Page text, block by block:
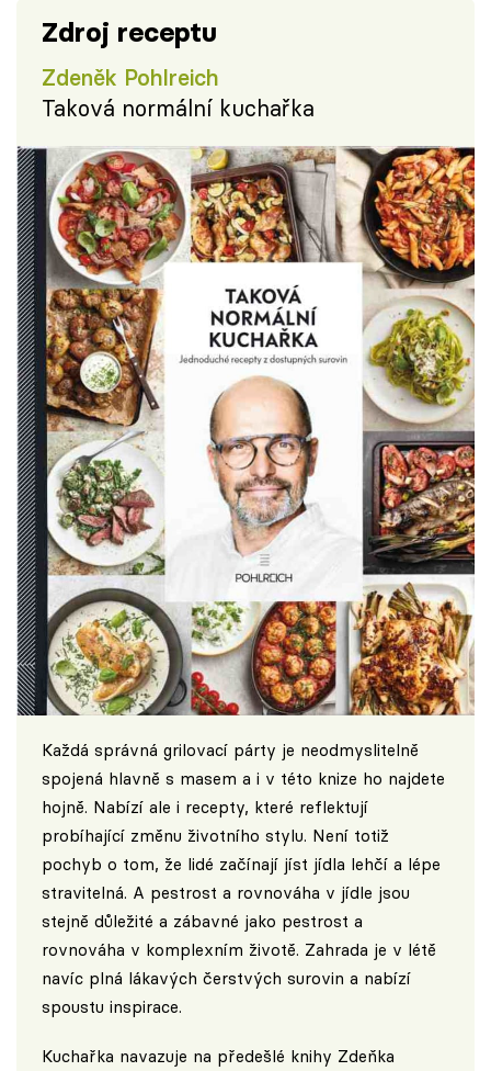
Zdroj receptu
Zdeněk Pohlreich
Taková normální kuchařka
Každá správná grilovací párty je neodmyslitelně
spojená hlavně s masem a i v této knize ho najdete
hojně. Nabízí ale i recepty, které reflektují
probíhající změnu životního stylu. Není totiž
pochyb o tom, že lidé začínají jíst jídla lehčí a lépe
stravitelná. A pestrost a rovnováha v jídle jsou
stejně důležité a zábavné jako pestrost a
rovnováha v komplexním životě. Zahrada je v létě
navíc plná lákavých čerstvých surovin a nabízí
spoustu inspirace.
Kuchařka navazuje na předešlé knihy Zdeňka